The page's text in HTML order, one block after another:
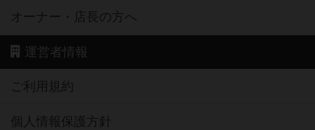
オーナー・店長の方へ
運営者情報
ご利用規約
個人情報保護方針